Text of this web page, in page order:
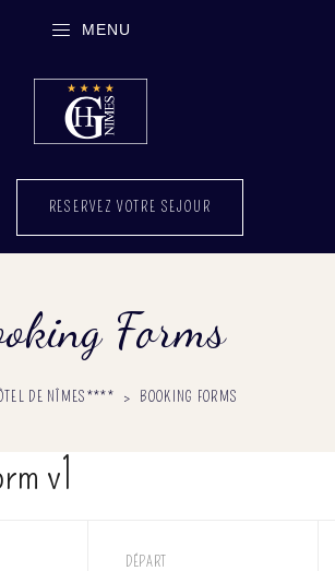
MENU
RESERVEZ VOTRE SEJOUR
Forms
DE NÎMES**** > BOOKING FORMS
v1
DÉPART